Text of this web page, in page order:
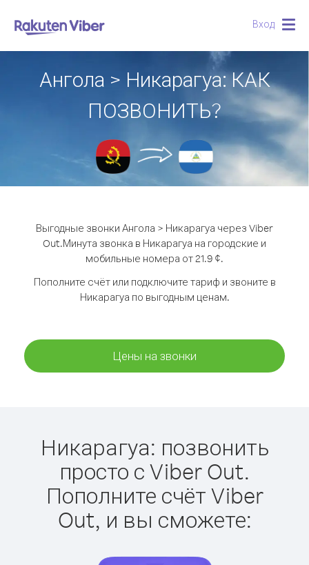
Вход
Ангола > Никарагуа: КАК
ПОЗВОНИТЬ?
Выгодные звонки Ангола > Никарагуа через Viber
Out.Минута звонка в Никарагуа на городские и
мобильные номера от 21.9 ¢.
Пополните счёт или подключите тариф и звоните в
Никарагуа по выгодным ценам.
Цены на звонки
Никарагуа: позвонить
просто с Viber Out.
Пополните счёт Viber
Out, и вы сможете: